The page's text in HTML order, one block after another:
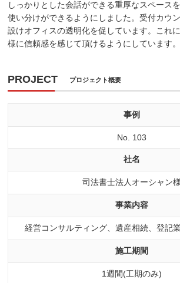
しっかりとした会話ができる重厚なスペース
使い分けができるようにしました。受付カウ
設けオフィスの透明化を促しています。これ
様に信頼感を感じて頂けるようにしています。
PROJECT プロジェクト概要
事例
No. 103
社名
司法書士法人オーシャン様
事業内容
経営コンサルティング、遺産相続、登記
施工期間
1週間(工期のみ)